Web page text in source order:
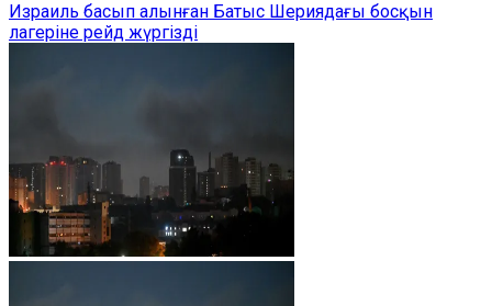
Израиль басып алынған Батыс Шериядағы босқын
лагеріне рейд жүргізді